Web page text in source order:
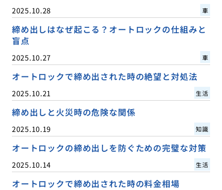
2025.10.28 車
締め出しはなぜ起こる？オートロックの仕組みと
盲点
2025.10.27 車
オートロックで締め出された時の絶望と対処法
2025.10.21 生活
締め出しと火災時の危険な関係
2025.10.19 知識
オートロックの締め出しを防ぐための完璧な対策
2025.10.14 生活
オートロックで締め出された時の料金相場